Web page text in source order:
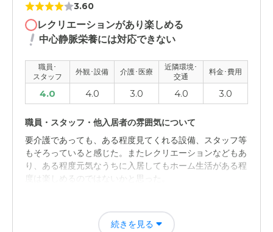
3.60
レクリエーションがあり楽しめる
中心静脈栄養には対応できない
職員･
スタッフ
外観･設備 介護･医療
近隣環境･
交通
料金･費用
4.0 4.0 3.0 4.0 3.0
職員・スタッフ・他入居者の雰囲気について
要介護であっても、ある程度見てくれる設備、スタッフ等
もそろっていると感じた。またレクリエーションなどもあ
り、ある程度元気なうちに入居してもホーム生活がある程
度は楽しめるのではないかと思った。
看護師が24時間常駐しており、また担当医師もいたが、
続きを見る